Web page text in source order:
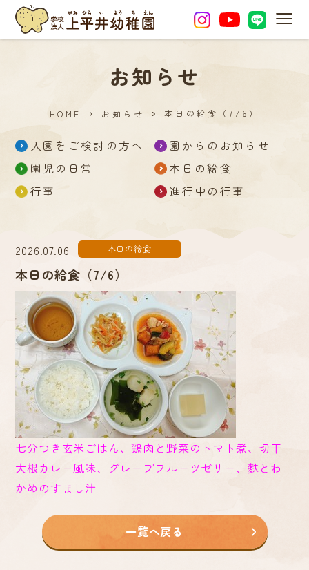
お知らせ
HOME お知らせ 本日の給食（7/6）
入園をご検討の方へ
園からのお知らせ
園児の日常
本日の給食
行事
進行中の行事
2026.07.06 本日の給食
本日の給食（7/6）
七分つき玄米ごはん、鶏肉と野菜のトマト煮、切干
大根カレー風味、グレープフルーツゼリー、麩とわ
かめのすまし汁
一覧へ戻る